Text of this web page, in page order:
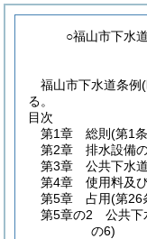
○福山市下水
福山市下水道条例
る。
目次
第1章
総則 (第1
第2章
排水設備
第3章
公共下水
第4章
使用料及
第5章
占用(第26
第5章の2
公共下
の6)